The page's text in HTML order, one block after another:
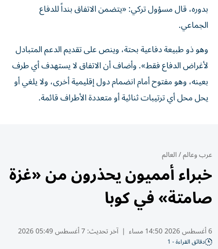
بدوره، قال مسؤول تركي: «يتضمن الاتفاق بنداً للدفاع
الجماعي.
وهو ذو طبيعة دفاعية بحتة، وينص على تقديم الدعم المتبادل
لأغراض الدفاع فقط». وأضاف أن الاتفاق لا يستهدف أي طرف
بعينه، وهو مفتوح أمام انضمام دول إقليمية أخرى، ولا يلغي أو
يحل محل أي ترتيبات ثنائية أو متعددة الأطراف قائمة.
عرب وعالم/العالم
خبراء أمميون يحذرون من «غزة
صامتة» في كوبا
6 أغسطس 2026 14:50 مساء | آخر تحديث:7 أغسطس 05:49 2026
دقائق القراءة - 1